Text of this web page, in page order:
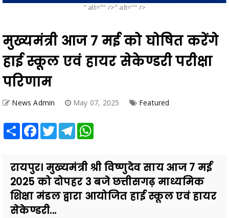
" alt="" />" alt="" />
मुख्यमंत्री आज 7 मई को घोषित करेंगे
हाई स्कूल एवं हायर सेकेण्डरी परीक्षा
परिणाम
News Admin May 07, 2025 Featured
Share Facebook
TwitterTelegram
रायपुर। मुख्यमंत्री श्री विष्णुदेव साय आज 7 मई
2025 को दोपहर 3 बजे छत्तीसगढ़ माध्यमिक
शिक्षा मंडल द्वारा आयोजित हाई स्कूल एवं हायर
सेकेण्डरी...